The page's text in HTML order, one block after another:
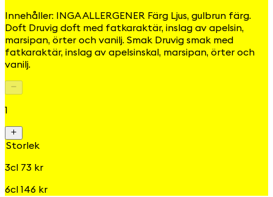
Innehåller: INGA ALLERGENER Färg Ljus, gulbrun färg.
Doft Druvig doft med fatkaraktär, inslag av apelsin,
marsipan, örter och vanilj. Smak Druvig smak med
fatkaraktär, inslag av apelsinskal, marsipan, örter och
vanilj.
1
Storlek
3cl 73 kr
6cl 146 kr